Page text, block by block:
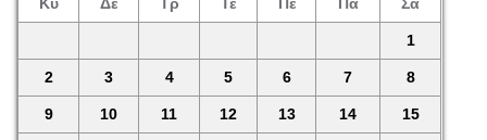
1
2 3 4 5 6 7 8
9 10 11 12 13 14 15